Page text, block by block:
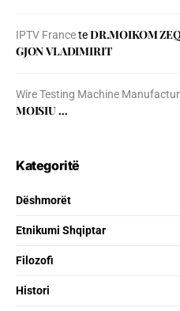
IPTV FranceteDR.MOIKOM
GJON VLADIMIRIT
Wire Testing Machine
MOISIU …
Kategoritë
Dëshmorët
Etnikumi Shqiptar
Filozofi
Histori